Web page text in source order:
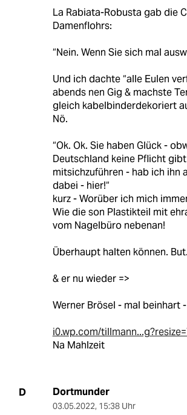
La Rabiata-Robusta gab die
Damenflohrs:
“Nein. Wenn Sie sich mal
Und ich dachte “alle Eulen
abends nen Gig & machste
gleich kabelbinderdekoriert
Nö.
“Ok. Ok. Sie haben Glück -
Deutschland keine Pflicht
mitsichzuführen - hab ich ihn
dabei - hier!“
kurz - Worüber ich mich
Wie die son Plastikteil mit
vom Nagelbüro nebenan!
Überhaupt halten können. But.
& er nu wieder =>
Werner Brösel - mal beinhart
i0.wp.com/
Na Mahlzeit
D Dortmunder
03.05.2022, 15:38 Uhr